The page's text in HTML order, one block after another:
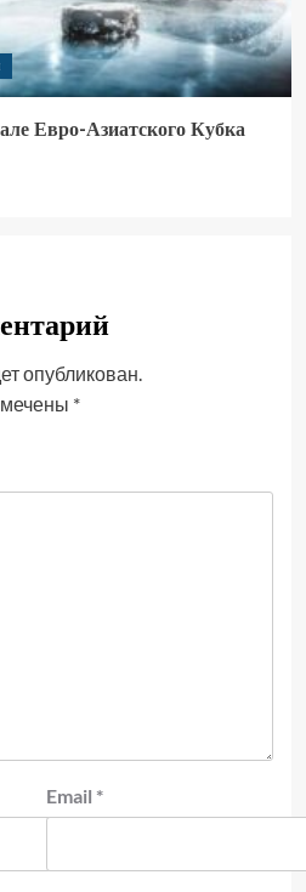
Евро-Азиатского Кубка
опубликован.
*
Email *